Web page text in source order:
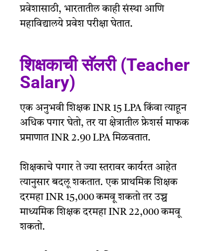
प्रवेशासाठी, भारतातील काही संस्था आणि
महाविद्यालये प्रवेश परीक्षा घेतात.
शिक्षकाची सॅलरी (Teacher
Salary)
एक अनुभवी शिक्षक INR 15 LPA किंवा त्याहून
अधिक पगार घेतो, तर या क्षेत्रातील फ्रेशर्स माफक
प्रमाणात INR 2.90 LPA मिळवतात.
शिक्षकाचे पगार ते ज्या स्तरावर कार्यरत आहेत
त्यानुसार बदलू शकतात. एक प्राथमिक शिक्षक
दरमहा INR 15,000 कमवू शकतो तर उच्च
माध्यमिक शिक्षक दरमहा INR 22,000 कमवू
शकतो.